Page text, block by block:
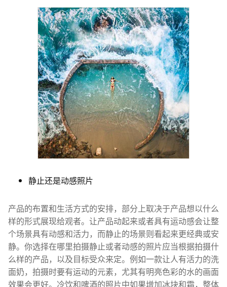
静止还是动感照片
产品的布置和生活方式的安排，部分上取决于产品想以什么
样的形式展现给观者。让产品动起来或者具有运动感会让整
个场景具有动感和活力，而静止的场景则看起来更经典或安
静。你选择在哪里拍摄静止或者动感的照片应当根据拍摄什
么样的产品，以及目标受众来定。例如一款让人有活力的洗
面奶，拍摄时要有运动的元素，尤其有明亮色彩的水的画面
效果会更好。冷饮和啤酒的照片中如果增加冰块和霜，整体